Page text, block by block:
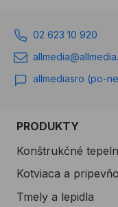
02 623 10 920
allmediasro (po-
PRODUKTY
Konštrukčné
Kotviaca a
Tmely a lepidla